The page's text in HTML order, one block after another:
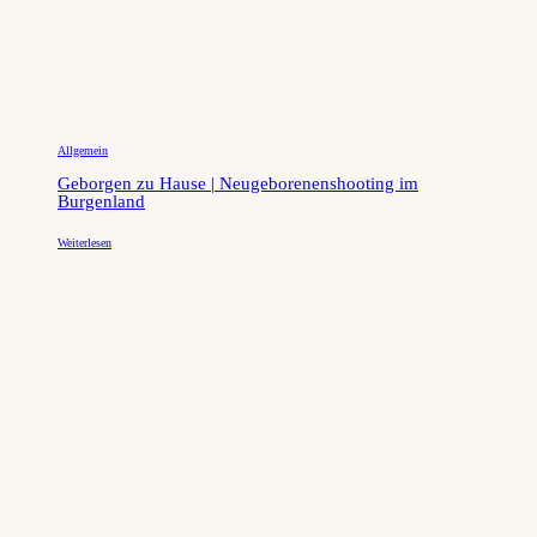
Allgemein
Geborgen zu Hause | Neugeborenenshooting im
Burgenland
Weiterlesen